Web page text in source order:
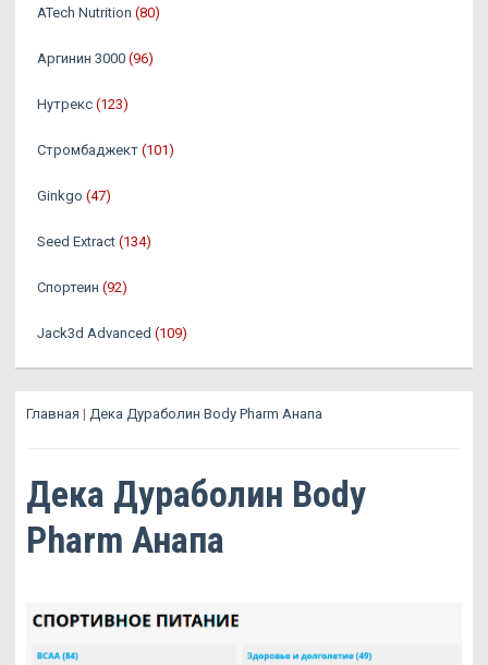
ATech Nutrition (80)
Аргинин 3000 (96)
Нутрекс (123)
Стромбаджект (101)
Ginkgo (47)
Seed Extract (134)
Спортеин (92)
Jack3d Advanced (109)
Главная | Дека Дураболин Body Pharm Анапа
Дека Дураболин Body
Pharm Анапа